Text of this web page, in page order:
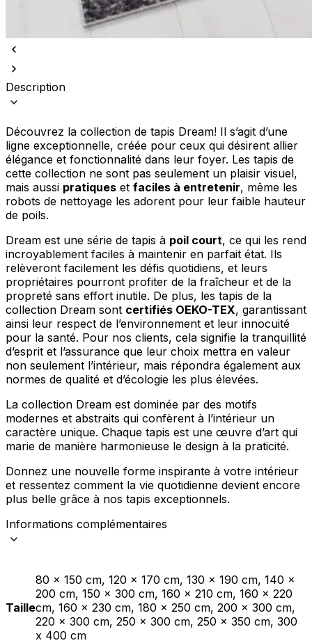
Description
Découvrez la collection de tapis Dream! Il s’agit d’une
ligne exceptionnelle, créée pour ceux qui désirent allier
élégance et fonctionnalité dans leur foyer. Les tapis de
cette collection ne sont pas seulement un plaisir visuel,
mais aussi pratiques et faciles à entretenir, même les
robots de nettoyage les adorent pour leur faible hauteur
de poils.
Dream est une série de tapis à poil court, ce qui les rend
incroyablement faciles à maintenir en parfait état. Ils
relèveront facilement les défis quotidiens, et leurs
propriétaires pourront profiter de la fraîcheur et de la
propreté sans effort inutile. De plus, les tapis de la
collection Dream sont certifiés OEKO-TEX, garantissant
ainsi leur respect de l’environnement et leur innocuité
pour la santé. Pour nos clients, cela signifie la tranquillité
d’esprit et l’assurance que leur choix mettra en valeur
non seulement l’intérieur, mais répondra également aux
normes de qualité et d’écologie les plus élevées.
La collection Dream est dominée par des motifs
modernes et abstraits qui confèrent à l’intérieur un
caractère unique. Chaque tapis est une œuvre d’art qui
marie de manière harmonieuse le design à la praticité.
Donnez une nouvelle forme inspirante à votre intérieur
et ressentez comment la vie quotidienne devient encore
plus belle grâce à nos tapis exceptionnels.
Informations complémentaires
Taille
80 x 150 cm, 120 x 170 cm, 130 x 190 cm, 140 x
200 cm, 150 x 300 cm, 160 x 210 cm, 160 x 220
cm, 160 x 230 cm, 180 x 250 cm, 200 x 300 cm,
220 x 300 cm, 250 x 300 cm, 250 x 350 cm, 300
x 400 cm